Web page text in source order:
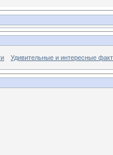
Удивительные и интересные